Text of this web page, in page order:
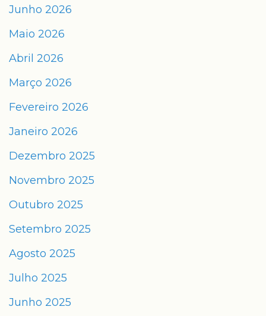
Junho 2026
Maio 2026
Abril 2026
Março 2026
Fevereiro 2026
Janeiro 2026
Dezembro 2025
Novembro 2025
Outubro 2025
Setembro 2025
Agosto 2025
Julho 2025
Junho 2025